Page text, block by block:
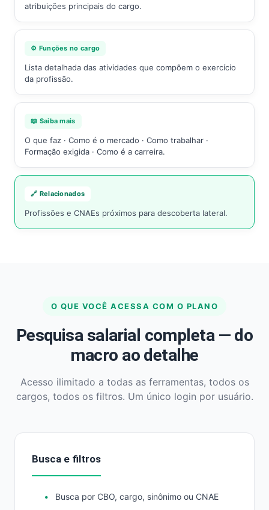
atribuições principais do cargo.
⚙️ Funções no cargo
Lista detalhada das atividades que compõem o exercício
da profissão.
📖 Saiba mais
O que faz · Como é o mercado · Como trabalhar ·
Formação exigida · Como é a carreira.
🔗 Relacionados
Profissões e CNAEs próximos para descoberta lateral.
O QUE VOCÊ ACESSA COM O PLANO
Pesquisa salarial completa — do
macro ao detalhe
Acesso ilimitado a todas as ferramentas, todos os
cargos, todos os filtros. Um único login por usuário.
Busca e filtros
Busca por CBO, cargo, sinônimo ou CNAE